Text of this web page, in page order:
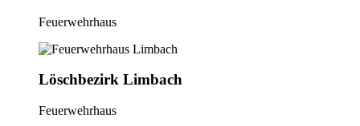
Feuerwehrhaus
Löschbezirk Limbach
Feuerwehrhaus